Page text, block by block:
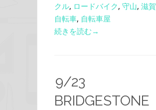
クル, ロードバイク, 守山, 滋賀
自転車, 自転車屋
続きを読む→
9/23
BRIDGESTONE